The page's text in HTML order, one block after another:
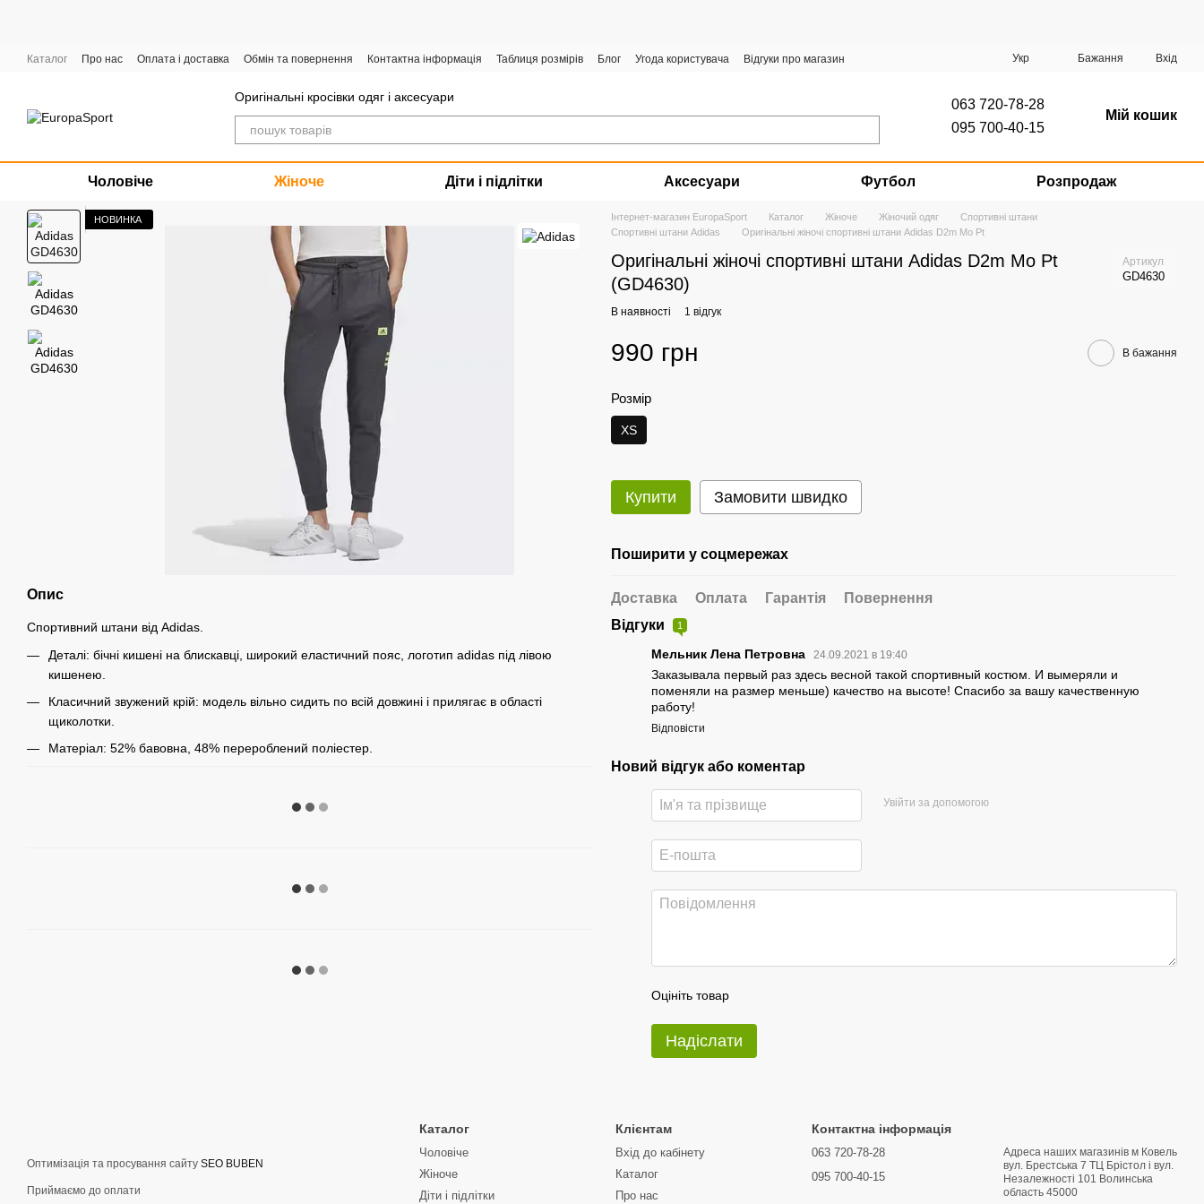
Каталог Про нас Оплата і доставка Обмін та повернення Контактна інформація Таблиця розмірів Блог Угода користувача
Відгуки про магазин
Укр Бажання Вхід
Оригінальні кросівки одяг і аксесуари
063 720-78-28
095 700-40-15
Мій кошик
Чоловіче Жіноче Діти і підлітки Аксесуари Футбол Розпродаж
НОВИНКА
Опис
Спортивний штани від Adidas.
Деталі: бічні кишені на блискавці, широкий еластичний пояс, логотип adidas під лівою
кишенею.
Класичний звужений крій: модель вільно сидить по всій довжині і прилягає в області
щиколотки.
Матеріал: 52% бавовна, 48% перероблений поліестер.
Інтернет-магазин EuropaSport Каталог Жіноче Жіночий одяг
Спортивні штани
Спортивні штани Adidas
Оригінальні жіночі спортивні штани Adidas D2m Mo Pt
Оригінальні жіночі спортивні штани Adidas D2m Mo Pt
(GD4630)
Артикул
GD4630
В наявності 1 відгук
990 грн В бажання
Розмір
XS
Купити Замовити швидко
Поширити у соцмережах
Доставка Оплата Гарантія
Повернення
Відгуки
1
Мельник Лена Петровна 24.09.2021 в 19:40
Заказывала первый раз здесь весной такой спортивный костюм. И вымеряли и
поменяли на размер меньше) качество на высоте! Спасибо за вашу качественную
работу!
Відповісти
Новий відгук або коментар
Увійти за допомогою
Оцініть товар
Надіслати
Оптимізація та просування сайту SEO BUBEN
Приймаємо до оплати
Каталог
Чоловіче
Жіноче
Діти і підлітки
Клієнтам
Вхід до кабінету
Каталог
Про нас
Контактна інформація
063 720-78-28
095 700-40-15
Адреса наших магазинів м Ковель
вул. Брестська 7 ТЦ Брістол і вул.
Hезалежності 101 Волинська
область 45000